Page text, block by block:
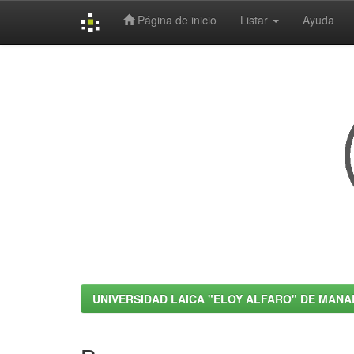
Página de inicio Listar Ayuda
UNIVERSIDAD LAICA "ELOY ALFARO" DE